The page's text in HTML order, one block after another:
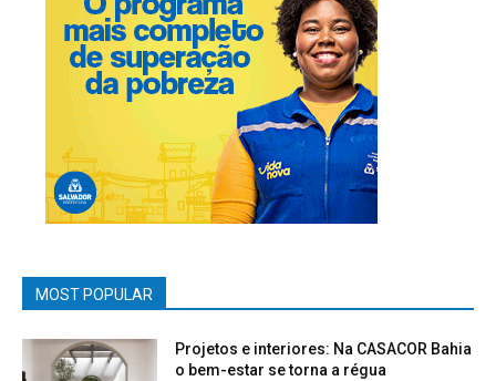
MOST POPULAR
Projetos e interiores: Na CASACOR Bahia
o bem-estar se torna a régua